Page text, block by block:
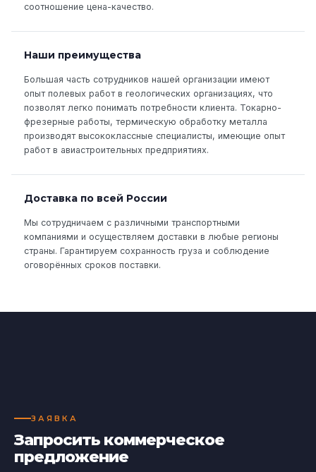
соотношение цена-качество.
Наши преимущества
Большая часть сотрудников нашей организации имеют
опыт полевых работ в геологических организациях, что
позволят легко понимать потребности клиента. Токарно-
фрезерные работы, термическую обработку металла
производят высококлассные специалисты, имеющие опыт
работ в авиастроительных предприятиях.
Доставка по всей России
Мы сотрудничаем с различными транспортными
компаниями и осуществляем доставки в любые регионы
страны. Гарантируем сохранность груза и соблюдение
оговорённых сроков поставки.
ЗАЯВКА
Запросить коммерческое
предложение